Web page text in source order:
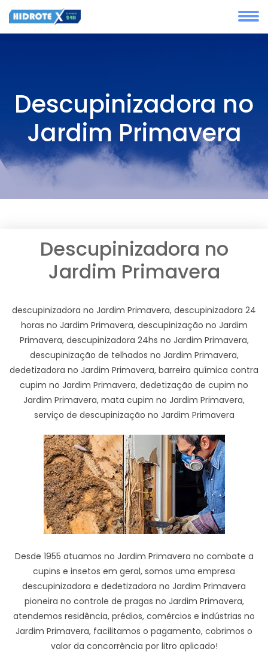
Descupinizadora no
Jardim Primavera
Descupinizadora no
Jardim Primavera
descupinizadora no Jardim Primavera, descupinizadora 24
horas no Jardim Primavera, descupinização no Jardim
Primavera, descupinizadora 24hs no Jardim Primavera,
descupinização de telhados no Jardim Primavera,
dedetizadora no Jardim Primavera, barreira química contra
cupim no Jardim Primavera, dedetização de cupim no
Jardim Primavera, mata cupim no Jardim Primavera,
serviço de descupinização no Jardim Primavera
Desde 1955 atuamos no Jardim Primavera no combate a
cupins e insetos em geral, somos uma empresa
descupinizadora e dedetizadora no Jardim Primavera
pioneira no controle de pragas no Jardim Primavera,
atendemos residência, prédios, comércios e indústrias no
Jardim Primavera, facilitamos o pagamento, cobrimos o
valor da concorrência por litro aplicado!